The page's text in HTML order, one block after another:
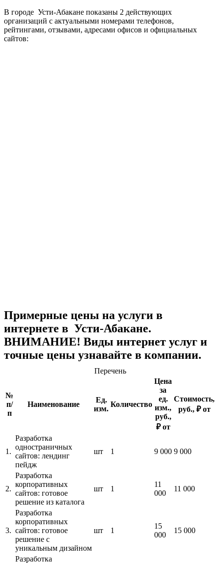
В городе Усти-Абакане показаны 2 действующих
организаций с актуальными номерами телефонов,
рейтингами, отзывами, адресами офисов и официальных
сайтов:
Примерные цены на услуги в
интернете в Усти-Абакане.
ВНИМАНИЕ! Виды интернет услуг и
точные цены узнавайте в компании.
Перечень
№
п/
п
Наименование
Ед.
изм.
Количество
Цена
за
ед.
изм.,
руб.,
₽ от
Стоимость,
руб., ₽ от
1.
Разработка
одностраничных
сайтов: лендинг
пейдж
шт 1 9 000 9 000
2.
Разработка
корпоративных
сайтов: готовое
решение из каталога
шт 1
11
000
11 000
3.
Разработка
корпоративных
сайтов: готовое
решение с
уникальным дизайном
шт 1
15
000
15 000
Разработка